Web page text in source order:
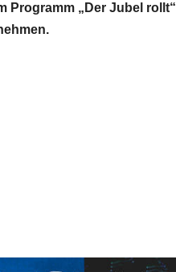
Programm „Der Jubel rollt“